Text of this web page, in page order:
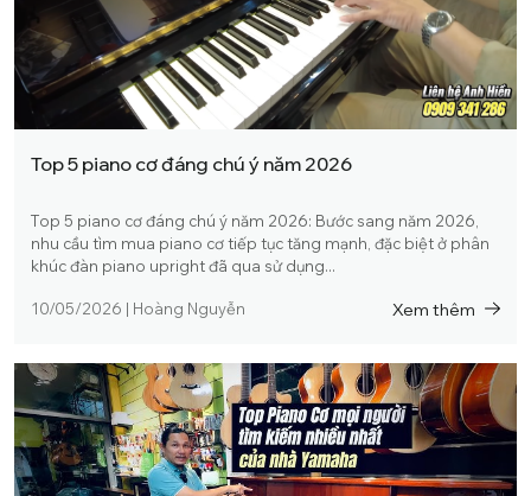
Top 5 piano cơ đáng chú ý năm 2026
Top 5 piano cơ đáng chú ý năm 2026: Bước sang năm 2026,
nhu cầu tìm mua piano cơ tiếp tục tăng mạnh, đặc biệt ở phân
khúc đàn piano upright đã qua sử dụng...
10/05/2026 | Hoàng Nguyễn Xem thêm